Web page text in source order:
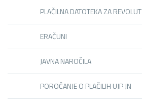
PLAČILNA DATOTEKA ZA REVOLUT
ERAČUNI
JAVNA NAROČILA
POROČANJE O PLAČILIH UJP JN